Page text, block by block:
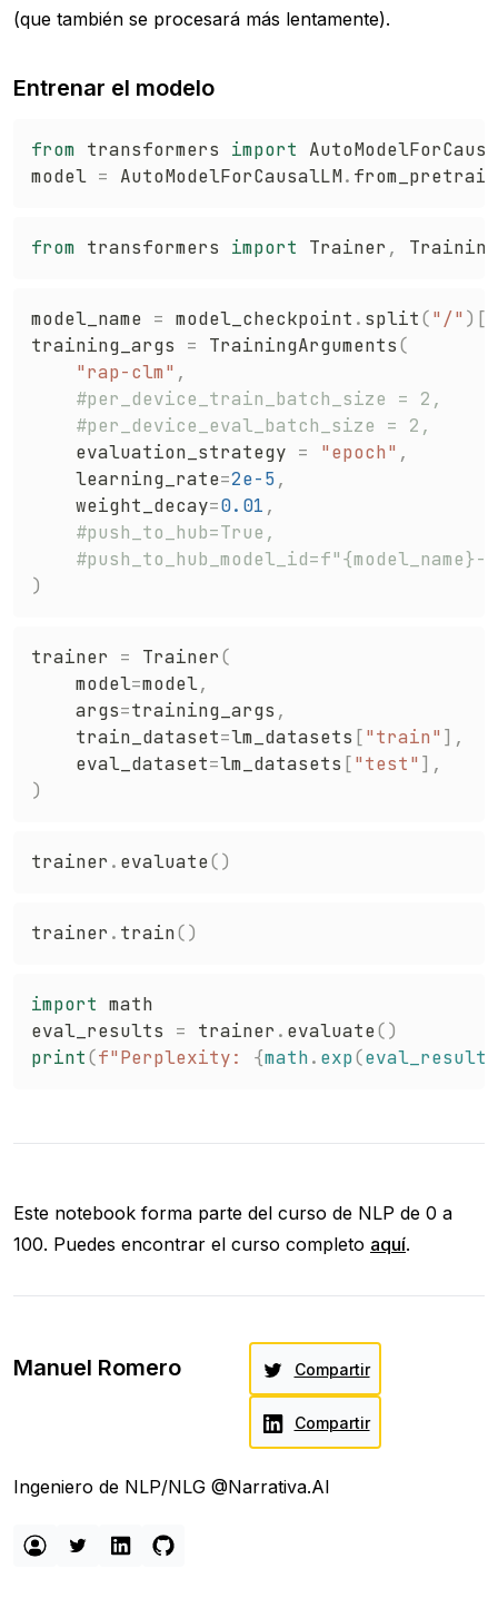
(que también se procesará más lentamente).
Entrenar el modelo
from transformers import
model = AutoModelForCausalLM.
from transformers import Trainer ,
model_name = model_checkpoint . split("/" ) [
training_args = TrainingArguments(
"rap-clm" ,
#per_device_train_batch_size = 2,
#per_device_eval_batch_size = 2,
    evaluation_strategy
= "epoch" ,
    learning_rate
=2e-5,
    weight_decay
=0.01 ,
#push_to_hub=True,
)
trainer = Trainer(
    model
=model,
    args
=training_args ,
    train_dataset
=lm_datasets ["train" ] ,
    eval_dataset
=lm_datasets ["test" ] ,
)
trainer . evaluate()
trainer . train()
import math
eval_results = trainer . evaluate()
print(f"Perplexity: {math. exp(eval_results
Este notebook forma parte del curso de NLP de 0 a
100. Puedes encontrar el curso completo aquí.
Manuel Romero Compartir
Compartir
Ingeniero de NLP/NLG @Narrativa.AI